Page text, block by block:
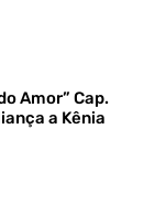
Amor” Cap.
a Kênia